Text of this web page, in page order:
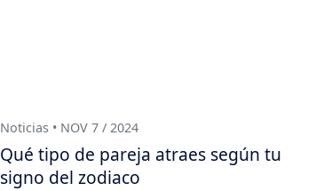
Noticias • NOV 7 / 2024
Qué tipo de pareja atraes según tu
signo del zodiaco